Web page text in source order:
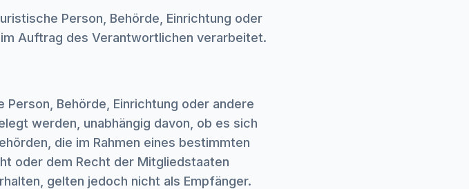
Person, Behörde, Einrichtung oder
Auftrag des Verantwortlichen verarbeitet.
Behörde, Einrichtung oder andere
werden, unabhängig davon, ob es sich
die im Rahmen eines bestimmten
oder dem Recht der Mitgliedstaaten
gelten jedoch nicht als Empfänger.